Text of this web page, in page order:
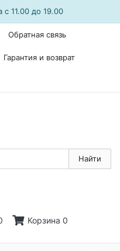
с 11.00 до 19.00
Обратная связь
Гарантия и возврат
Найти
Корзина 0